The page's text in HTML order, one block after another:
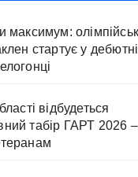
максимум:
стартує у
відбудеться
табір ГАРТ 2026